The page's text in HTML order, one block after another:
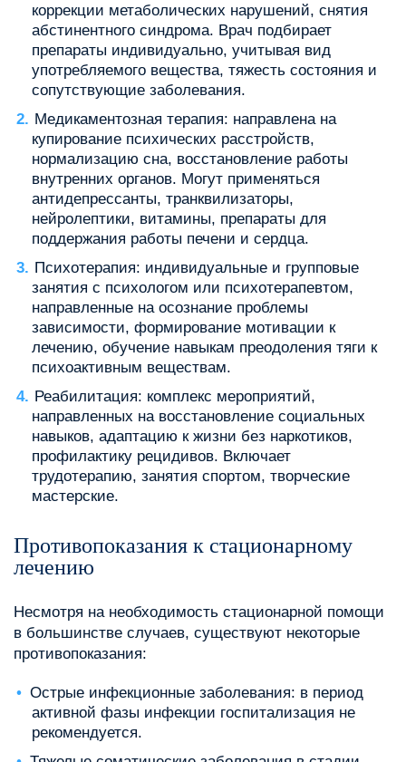
коррекции метаболических нарушений, снятия
абстинентного синдрома. Врач подбирает
препараты индивидуально, учитывая вид
употребляемого вещества, тяжесть состояния и
сопутствующие заболевания.
Медикаментозная терапия: направлена на
купирование психических расстройств,
нормализацию сна, восстановление работы
внутренних органов. Могут применяться
антидепрессанты, транквилизаторы,
нейролептики, витамины, препараты для
поддержания работы печени и сердца.
Психотерапия: индивидуальные и групповые
занятия с психологом или психотерапевтом,
направленные на осознание проблемы
зависимости, формирование мотивации к
лечению, обучение навыкам преодоления тяги к
психоактивным веществам.
Реабилитация: комплекс мероприятий,
направленных на восстановление социальных
навыков, адаптацию к жизни без наркотиков,
профилактику рецидивов. Включает
трудотерапию, занятия спортом, творческие
мастерские.
Противопоказания к стационарному
лечению
Несмотря на необходимость стационарной помощи
в большинстве случаев, существуют некоторые
противопоказания:
Острые инфекционные заболевания: в период
активной фазы инфекции госпитализация не
рекомендуется.